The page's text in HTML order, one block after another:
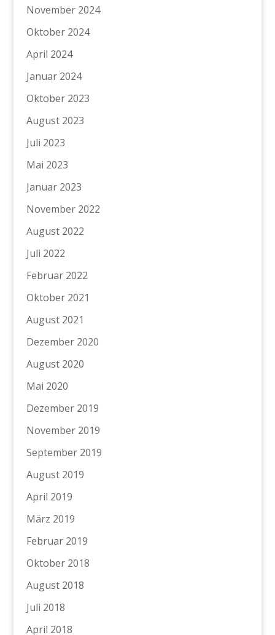
November 2024
Oktober 2024
April 2024
Januar 2024
Oktober 2023
August 2023
Juli 2023
Mai 2023
Januar 2023
November 2022
August 2022
Juli 2022
Februar 2022
Oktober 2021
August 2021
Dezember 2020
August 2020
Mai 2020
Dezember 2019
November 2019
September 2019
August 2019
April 2019
März 2019
Februar 2019
Oktober 2018
August 2018
Juli 2018
April 2018